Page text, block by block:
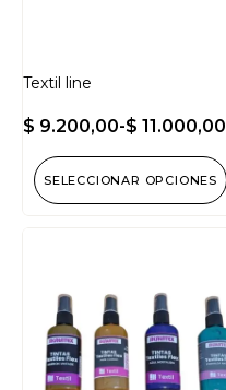
Textil line
$ 9.200,00-$ 11.000,00
SELECCIONAR OPCIONES